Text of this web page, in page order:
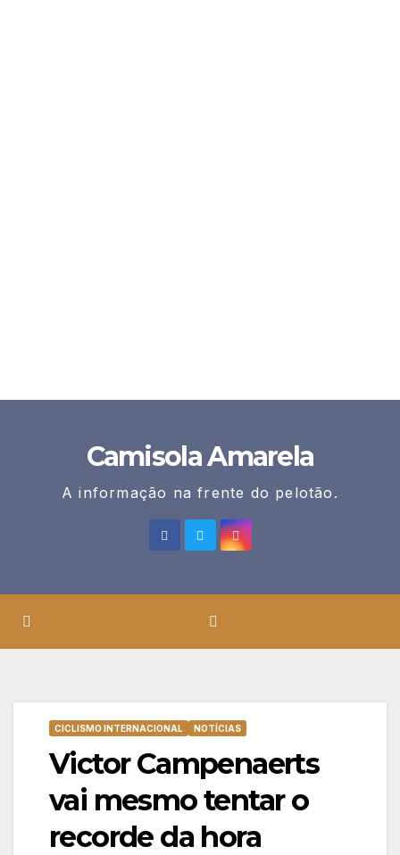
Camisola Amarela
A informação na frente do pelotão.
CICLISMO INTERNACIONAL NOTÍCIAS
Victor Campenaerts
vai mesmo tentar o
recorde da hora